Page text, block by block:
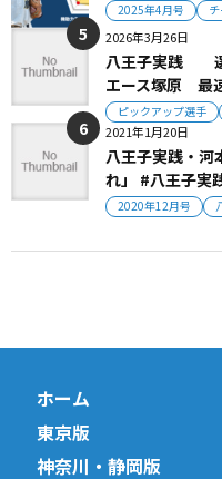
2025年4月号
2026年3月26日
八王子実践 選
エース塚原 最
ピックアップ選手
2021年1月20日
八王子実践・河
れ」 #八王子実
2020年12月号
ホーム
東京版
神奈川・静岡版